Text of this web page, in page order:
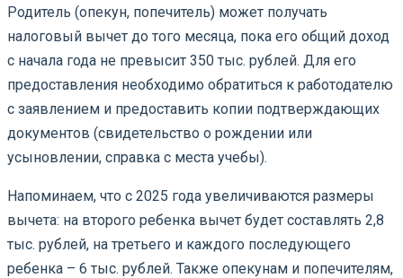
Родитель (опекун, попечитель) может получать
налоговый вычет до того месяца, пока его общий доход
с начала года не превысит 350 тыс. рублей. Для его
предоставления необходимо обратиться к работодателю
с заявлением и предоставить копии подтверждающих
документов (свидетельство о рождении или
усыновлении, справка с места учебы).
Напоминаем, что с 2025 года увеличиваются размеры
вычета: на второго ребенка вычет будет составлять 2,8
тыс. рублей, на третьего и каждого последующего
ребенка – 6 тыс. рублей. Также опекунам и попечителям,